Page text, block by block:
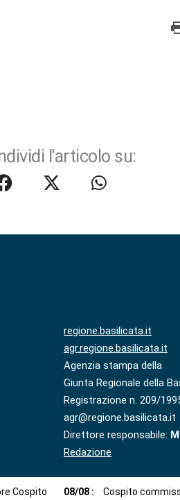
l'articolo su:
regione.basilicata.it
agr.regione.basilicata.it
Agenzia stampa della
Giunta Regionale della
Registrazione n. 209/
agr@regione.basilicata.it
Direttore responsabile:
Redazione
Cospito 08/08 : Cospito